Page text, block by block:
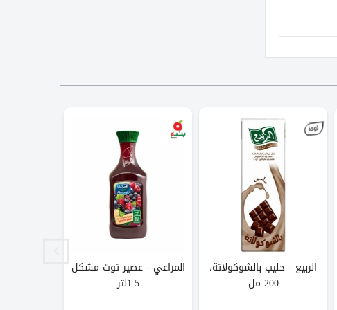
الربيع - حليب بالشوكولاتة،
200 مل
المراعي - عصير توت مشكل
1.5لتر